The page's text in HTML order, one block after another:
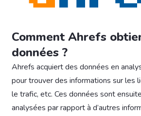
Comment Ahrefs
données ?
Ahrefs acquiert des données en
pour trouver des informations sur les
le trafic, etc. Ces données sont
analysées par rapport à d’autres